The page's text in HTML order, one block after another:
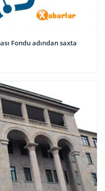
Fondu adından saxta